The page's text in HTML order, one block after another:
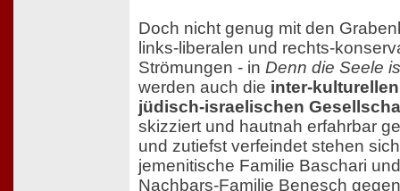
Doch nicht genug mit den
links-liberalen und rechts-
Strömungen - in Denn die Seele
werden auch die inter-
jüdisch-israelischen
skizziert und hautnah erfahrbar
und zutiefst verfeindet stehen
jemenitische Familie Baschari
Nachbars-Familie Benesch